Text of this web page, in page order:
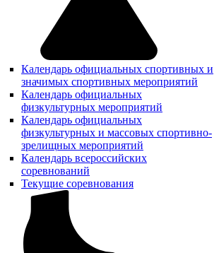
Календарь официальных спортивных и
значимых спортивных мероприятий
Календарь официальных
физкультурных мероприятий
Календарь официальных
физкультурных и массовых спортивно-
зрелищных мероприятий
Календарь всероссийских
соревнований
Текущие соревнования